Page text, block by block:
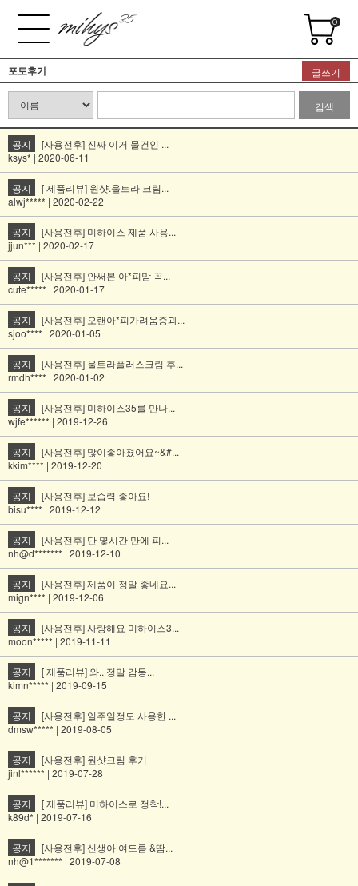
0
포토후기 글쓰기
검색
공지
[사용전후] 진짜 이거 물건인 ...
ksys* | 2020-06-11
공지
[ 제품리뷰] 원샷.울트라 크림...
alwj***** | 2020-02-22
공지
[사용전후] 미하이스 제품 사용...
jjun*** | 2020-02-17
공지
[사용전후] 안써본 아*피맘 꼭...
cute***** | 2020-01-17
공지
[사용전후] 오랜아*피가려움증과...
sjoo**** | 2020-01-05
공지
[사용전후] 울트라플러스크림 후...
rmdh**** | 2020-01-02
공지
[사용전후] 미하이스35를 만나...
wjfe****** | 2019-12-26
공지
[사용전후] 많이좋아졌어요~&#...
kkim**** | 2019-12-20
공지
[사용전후] 보습력 좋아요!
bisu**** | 2019-12-12
공지
[사용전후] 단 몇시간 만에 피...
nh@d******* | 2019-12-10
공지
[사용전후] 제품이 정말 좋네요...
mign**** | 2019-12-06
공지
[사용전후] 사랑해요 미하이스3...
moon***** | 2019-11-11
공지
[ 제품리뷰] 와.. 정말 감동...
kimn***** | 2019-09-15
공지
[사용전후] 일주일정도 사용한 ...
dmsw***** | 2019-08-05
공지
[사용전후] 원샷크림 후기
jinl****** | 2019-07-28
공지
[ 제품리뷰] 미하이스로 정착!...
k89d* | 2019-07-16
공지
[사용전후] 신생아 여드름 &땀...
nh@1******* | 2019-07-08